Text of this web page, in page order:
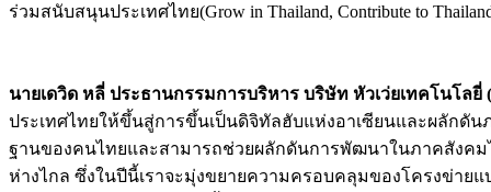
ร่วมสนับสนุนประเทศไทย(Grow in Thailand, Contribute to
นายเดวิด หลี่ ประธานกรรมการบริหาร บริษัท หัวเว่ยเทคโนโลยี่
ประเทศไทยให้ขึ้นสู่การขึ้นเป็นดิจิทัลฮับแห่งอาเซียนและผลักดั
ฐานของคนไทยและสามารถช่วยผลักดันการพัฒนาในภาคสังคม
ห่างไกล ซึ่งในปีนี้เราจะมุ่งขยายความครอบคลุมของโครงข่าย